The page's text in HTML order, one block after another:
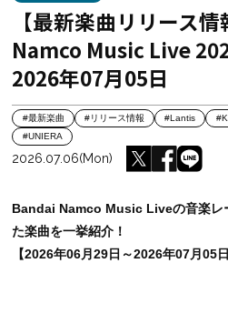
【最新楽曲リリース
Namco Music Live
2026年07月05日
#最新楽曲 #リリース情報 #Lantis
#UNIERA
2026.07.06(Mon)
Bandai Namco Music Liveの音楽レ
た楽曲を一挙紹介！
【2026年06月29日～2026年07月05